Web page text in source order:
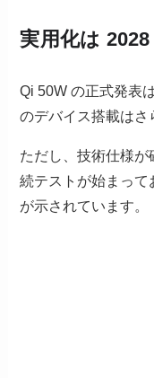
実用化は
Qi 50W の正式発表
のデバイス搭載はさ
ただし、技術仕様
続テストが始まって
が示されています。